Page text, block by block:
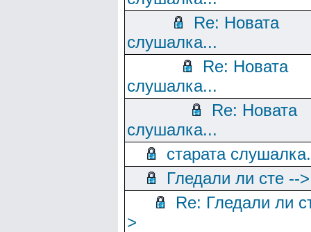
Re: Новата
слушалка...
Re: Новата
слушалка...
Re: Новата
слушалка...
старата
Гледали ли сте -->
Re: Гледали ли
>